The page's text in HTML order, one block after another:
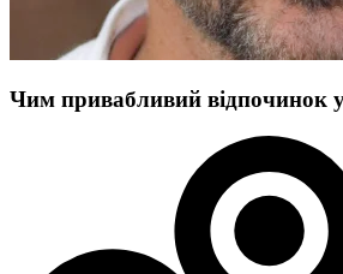
Чим привабливий відпочинок